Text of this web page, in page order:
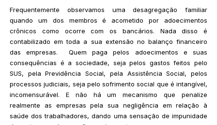
Frequentemente observamos uma desagregação familiar
quando um dos membros é acometido por adoecimentos
crônicos como ocorre com os bancários. Nada disso é
contabilizado em toda a sua extensão no balanço financeiro
das empresas. Quem paga pelos adoecimentos e suas
consequências é a sociedade, seja pelos gastos feitos pelo
SUS, pela Previdência Social, pela Assistência Social, pelos
processos judiciais, seja pelo sofrimento social que é intangível,
incomensurável. E não há um mecanismo que penalize
realmente as empresas pela sua negligência em relação à
saúde dos trabalhadores, dando uma sensação de impunidade